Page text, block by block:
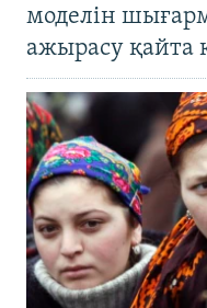
моделін
ажырасу қайта